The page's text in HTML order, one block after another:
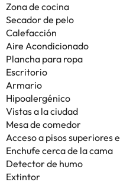
Zona de cocina
Secador de pelo
Calefacción
Aire Acondicionado
Plancha para ropa
Escritorio
Armario
Hipoalergénico
Vistas a la ciudad
Mesa de comedor
Acceso a pisos superiores
Enchufe cerca de la cama
Detector de humo
Extintor